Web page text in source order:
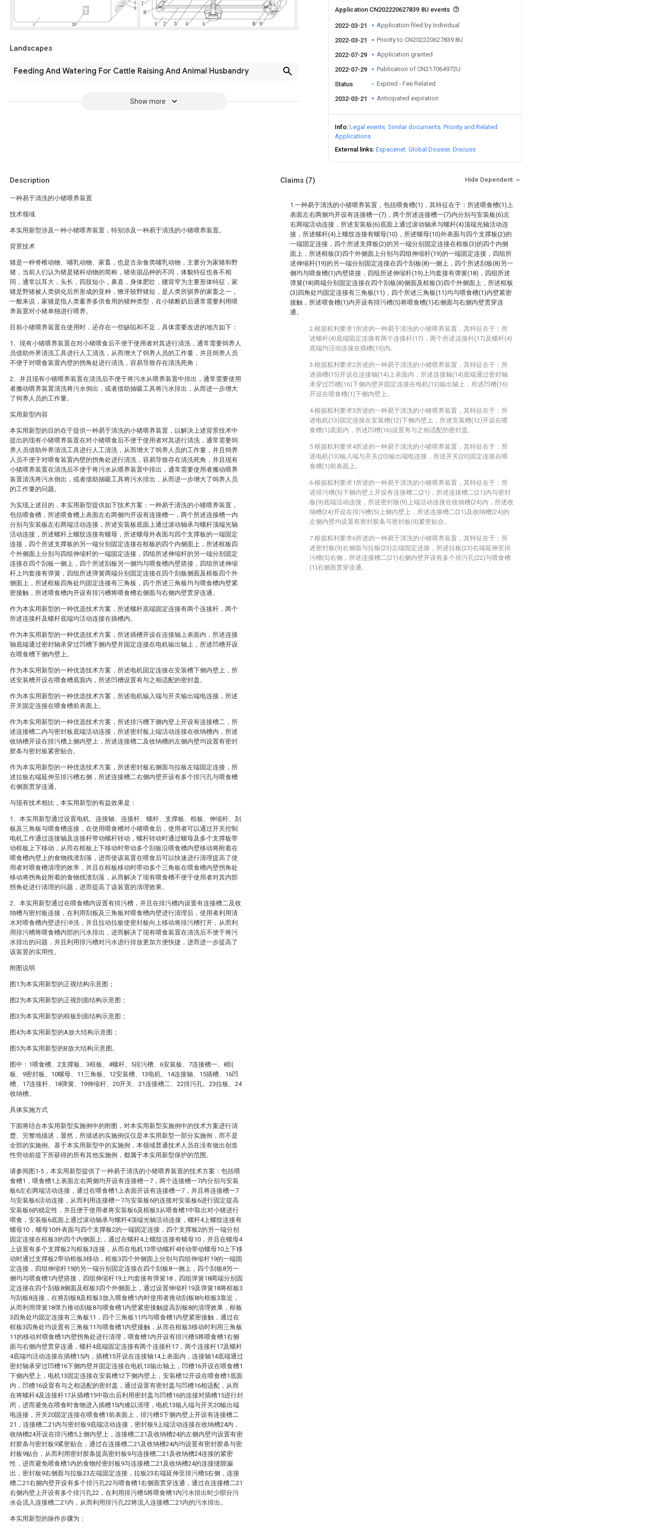
Landscapes
Feeding And Watering For Cattle Raising And Animal Husbandry
Show more
Application CN202220627839.8U events
2022-03-21 Application filed by Individual
2022-03-21 Priority to CN202220627839.8U
2022-07-29 Application granted
2022-07-29 Publication of CN217064972U
Status Expired - Fee Related
2032-03-21 Anticipated expiration
Info Legal events Similar documents Priority and Related
Applications
External links Espacenet Global Dossier Discuss
Description
一种易于清洗的小猪喂养装置
技术领域
本实用新型涉及一种小猪喂养装置，特别涉及一种易于清洗的小猪喂养装置。
背景技术
猪是一种脊椎动物、哺乳动物、家畜，也是古杂食类哺乳动物，主要分为家猪和野
猪，当前人们认为猪是猪科动物的简称，猪依据品种的不同，体貌特征也各不相
同，通常以耳大，头长，四肢短小，鼻直，身体肥壮，腰背窄为主要形体特征，家
猪是野猪被人类驯化后所形成的亚种，獠牙较野猪短，是人类所驯养的家畜之一，
一般来说，家猪是指人类蓄养多供食用的猪种类型，在小猪断奶后通常需要利用喂
养装置对小猪单独进行喂养。
目前小猪喂养装置在使用时，还存在一些缺陷和不足，具体需要改进的地方如下：
1、现有小猪喂养装置在对小猪喂食后不便于使用者对其进行清洗，通常需要饲养人
员借助外界清洗工具进行人工清洗，从而增大了饲养人员的工作量，并且饲养人员
不便于对喂食装置内壁的拐角处进行清洗，容易导致存在清洗死角；
2、并且现有小猪喂养装置在清洗后不便于将污水从喂养装置中排出，通常需要使用
者搬动喂养装置清洗将污水倒出，或者借助抽吸工具将污水排出，从而进一步增大
了饲养人员的工作量。
实用新型内容
本实用新型的目的在于提供一种易于清洗的小猪喂养装置，以解决上述背景技术中
提出的现有小猪喂养装置在对小猪喂食后不便于使用者对其进行清洗，通常需要饲
养人员借助外界清洗工具进行人工清洗，从而增大了饲养人员的工作量，并且饲养
人员不便于对喂食装置内壁的拐角处进行清洗，容易导致存在清洗死角，并且现有
小猪喂养装置在清洗后不便于将污水从喂养装置中排出，通常需要使用者搬动喂养
装置清洗将污水倒出，或者借助抽吸工具将污水排出，从而进一步增大了饲养人员
的工作量的问题。
为实现上述目的，本实用新型提供如下技术方案：一种易于清洗的小猪喂养装置，
包括喂食槽，所述喂食槽上表面左右两侧均开设有连接槽一，两个所述连接槽一内
分别与安装板左右两端活动连接，所述安装板底面上通过滚动轴承与螺杆顶端光轴
活动连接，所述螺杆上螺纹连接有螺母，所述螺母外表面与四个支撑板的一端固定
连接，四个所述支撑板的另一端分别固定连接在框板的四个内侧面上，所述框板四
个外侧面上分别与四组伸缩杆的一端固定连接，四组所述伸缩杆的另一端分别固定
连接在四个刮板一侧上，四个所述刮板另一侧均与喂食槽内壁搭接，四组所述伸缩
杆上均套接有弹簧，四组所述弹簧两端分别固定连接在四个刮板侧面及框板四个外
侧面上，所述框板四角处均固定连接有三角板，四个所述三角板均与喂食槽内壁紧
密接触，所述喂食槽内开设有排污槽将喂食槽右侧面与右侧内壁贯穿连通。
作为本实用新型的一种优选技术方案，所述螺杆底端固定连接有两个连接杆，两个
所述连接杆及螺杆底端均活动连接在插槽内。
作为本实用新型的一种优选技术方案，所述插槽开设在连接轴上表面内，所述连接
轴底端通过密封轴承穿过凹槽下侧内壁并固定连接在电机输出轴上，所述凹槽开设
在喂食槽下侧内壁上。
作为本实用新型的一种优选技术方案，所述电机固定连接在安装槽下侧内壁上，所
述安装槽开设在喂食槽底面内，所述凹槽设置有与之相适配的密封盖。
作为本实用新型的一种优选技术方案，所述电机输入端与开关输出端电连接，所述
开关固定连接在喂食槽前表面上。
作为本实用新型的一种优选技术方案，所述排污槽下侧内壁上开设有连接槽二，所
述连接槽二内与密封板底端活动连接，所述密封板上端活动连接在收纳槽内，所述
收纳槽开设在排污槽上侧内壁上，所述连接槽二及收纳槽的左侧内壁均设置有密封
胶条与密封板紧密贴合。
作为本实用新型的一种优选技术方案，所述密封板右侧面与拉板左端固定连接，所
述拉板右端延伸至排污槽右侧，所述连接槽二右侧内壁开设有多个排污孔与喂食槽
右侧面贯穿连通。
与现有技术相比，本实用新型的有益效果是：
1、本实用新型通过设置电机、连接轴、连接杆、螺杆、支撑板、框板、伸缩杆、刮
板及三角板与喂食槽连接，在使用喂食槽对小猪喂食后，使用者可以通过开关控制
电机工作通过连接轴及连接杆带动螺杆转动，螺杆转动时通过螺母及多个支撑板带
动框板上下移动，从而在框板上下移动时带动多个刮板沿喂食槽内壁移动将附着在
喂食槽内壁上的食物残渣刮落，进而使该装置在喂食后可以快速进行清理提高了使
用者对喂食槽清理的效率，并且在框板移动时带动多个三角板在喂食槽内壁拐角处
移动将拐角处附着的食物残渣刮落，从而解决了现有喂食槽不便于使用者对其内部
拐角处进行清理的问题，进而提高了该装置的清理效果。
2、本实用新型通过在喂食槽内设置有排污槽，并且在排污槽内设置有连接槽二及收
纳槽与密封板连接，在利用刮板及三角板对喂食槽内壁进行清理后，使用者利用清
水对喂食槽内壁进行冲洗，并且拉动拉板使密封板向上移动将排污槽打开，从而利
用排污槽将喂食槽内部的污水排出，进而解决了现有喂食装置在清洗后不便于将污
水排出的问题，并且利用排污槽对污水进行排放更加方便快捷，进而进一步提高了
该装置的实用性。
附图说明
图1为本实用新型的正视结构示意图；
图2为本实用新型的正视剖面结构示意图；
图3为本实用新型的框板剖面结构示意图；
图4为本实用新型的A放大结构示意图；
图5为本实用新型的B放大结构示意图。
图中：1喂食槽、2支撑板、3框板、4螺杆、5排污槽、6安装板、7连接槽一、8刮
板、9密封板、10螺母、11三角板、12安装槽、13电机、14连接轴、15插槽、16凹
槽、17连接杆、18弹簧、19伸缩杆、20开关、21连接槽二、22排污孔、23拉板、24
收纳槽。
具体实施方式
下面将结合本实用新型实施例中的附图，对本实用新型实施例中的技术方案进行清
楚、完整地描述，显然，所描述的实施例仅仅是本实用新型一部分实施例，而不是
全部的实施例。基于本实用新型中的实施例，本领域普通技术人员在没有做出创造
性劳动前提下所获得的所有其他实施例，都属于本实用新型保护的范围。
请参阅图1-5，本实用新型提供了一种易于清洗的小猪喂养装置的技术方案：包括喂
食槽1，喂食槽1上表面左右两侧均开设有连接槽一7，两个连接槽一7内分别与安装
板6左右两端活动连接，通过在喂食槽1上表面开设有连接槽一7，并且将连接槽一7
与安装板6活动连接，从而利用连接槽一7与安装板6的连接对安装板6进行固定提高
安装板6的稳定性，并且便于使用者将安装板6及框板3从喂食槽1中取出对小猪进行
喂食，安装板6底面上通过滚动轴承与螺杆4顶端光轴活动连接，螺杆4上螺纹连接有
螺母10，螺母10外表面与四个支撑板2的一端固定连接，四个支撑板2的另一端分别
固定连接在框板3的四个内侧面上，通过在螺杆4上螺纹连接有螺母10，并且在螺母4
上设置有多个支撑板2与框板3连接，从而在电机13带动螺杆4转动带动螺母10上下移
动时通过支撑板2带动框板3移动，框板3四个外侧面上分别与四组伸缩杆19的一端固
定连接，四组伸缩杆19的另一端分别固定连接在四个刮板8一侧上，四个刮板8另一
侧均与喂食槽1内壁搭接，四组伸缩杆19上均套接有弹簧18，四组弹簧18两端分别固
定连接在四个刮板8侧面及框板3四个外侧面上，通过设置伸缩杆19及弹簧18将框板3
与刮板8连接，在将刮板8及框板3放入喂食槽1内时使用者推动刮板8向框板3靠近，
从而利用弹簧18弹力推动刮板8与喂食槽1内壁紧密接触提高刮板8的清理效果，框板
3四角处均固定连接有三角板11，四个三角板11均与喂食槽1内壁紧密接触，通过在
框板3四角处均设置有三角板11与喂食槽1内壁接触，从而在框板3移动时利用三角板
11的移动对喂食槽1内壁拐角处进行清理，喂食槽1内开设有排污槽5将喂食槽1右侧
面与右侧内壁贯穿连通，螺杆4底端固定连接有两个连接杆17，两个连接杆17及螺杆
4底端均活动连接在插槽15内，插槽15开设在连接轴14上表面内，连接轴14底端通过
密封轴承穿过凹槽16下侧内壁并固定连接在电机13输出轴上，凹槽16开设在喂食槽1
下侧内壁上，电机13固定连接在安装槽12下侧内壁上，安装槽12开设在喂食槽1底面
内，凹槽16设置有与之相适配的密封盖，通过设置有密封盖与凹槽16相适配，从而
在将螺杆4及连接杆17从插槽15中取出后利用密封盖与凹槽16的连接对插槽15进行封
闭，进而避免在喂食时食物进入插槽15内难以清理，电机13输入端与开关20输出端
电连接，开关20固定连接在喂食槽1前表面上，排污槽5下侧内壁上开设有连接槽二
21，连接槽二21内与密封板9底端活动连接，密封板9上端活动连接在收纳槽24内，
收纳槽24开设在排污槽5上侧内壁上，连接槽二21及收纳槽24的左侧内壁均设置有密
封胶条与密封板9紧密贴合，通过在连接槽二21及收纳槽24内均设置有密封胶条与密
封板9贴合，从而利用密封胶条提高密封板9与连接槽二21及收纳槽24连接的紧密
性，进而避免喂食槽1内的食物经密封板9与连接槽二21及收纳槽24的连接缝隙漏
出，密封板9右侧面与拉板23左端固定连接，拉板23右端延伸至排污槽5右侧，连接
槽二21右侧内壁开设有多个排污孔22与喂食槽1右侧面贯穿连通，通过在连接槽二21
右侧内壁上开设有多个排污孔22，在利用排污槽5将喂食槽1内污水排出时少部分污
水会流入连接槽二21内，从而利用排污孔22将流入连接槽二21内的污水排出。
本实用新型的操作步骤为：
Claims (7) Hide Dependent
1.一种易于清洗的小猪喂养装置，包括喂食槽(1)，其特征在于：所述喂食槽(1)上
表面左右两侧均开设有连接槽一(7)，两个所述连接槽一(7)内分别与安装板(6)左
右两端活动连接，所述安装板(6)底面上通过滚动轴承与螺杆(4)顶端光轴活动连
接，所述螺杆(4)上螺纹连接有螺母(10)，所述螺母(10)外表面与四个支撑板(2)的
一端固定连接，四个所述支撑板(2)的另一端分别固定连接在框板(3)的四个内侧
面上，所述框板(3)四个外侧面上分别与四组伸缩杆(19)的一端固定连接，四组所
述伸缩杆(19)的另一端分别固定连接在四个刮板(8)一侧上，四个所述刮板(8)另一
侧均与喂食槽(1)内壁搭接，四组所述伸缩杆(19)上均套接有弹簧(18)，四组所述
弹簧(18)两端分别固定连接在四个刮板(8)侧面及框板(3)四个外侧面上，所述框板
(3)四角处均固定连接有三角板(11)，四个所述三角板(11)均与喂食槽(1)内壁紧密
接触，所述喂食槽(1)内开设有排污槽(5)将喂食槽(1)右侧面与右侧内壁贯穿连
通。
2.根据权利要求1所述的一种易于清洗的小猪喂养装置，其特征在于：所
述螺杆(4)底端固定连接有两个连接杆(17)，两个所述连接杆(17)及螺杆(4)
底端均活动连接在插槽(15)内。
3.根据权利要求2所述的一种易于清洗的小猪喂养装置，其特征在于：所
述插槽(15)开设在连接轴(14)上表面内，所述连接轴(14)底端通过密封轴
承穿过凹槽(16)下侧内壁并固定连接在电机(13)输出轴上，所述凹槽(16)
开设在喂食槽(1)下侧内壁上。
4.根据权利要求3所述的一种易于清洗的小猪喂养装置，其特征在于：所
述电机(13)固定连接在安装槽(12)下侧内壁上，所述安装槽(12)开设在喂
食槽(1)底面内，所述凹槽(16)设置有与之相适配的密封盖。
5.根据权利要求4所述的一种易于清洗的小猪喂养装置，其特征在于：所
述电机(13)输入端与开关(20)输出端电连接，所述开关(20)固定连接在喂
食槽(1)前表面上。
6.根据权利要求1所述的一种易于清洗的小猪喂养装置，其特征在于：所
述排污槽(5)下侧内壁上开设有连接槽二(21)，所述连接槽二(21)内与密封
板(9)底端活动连接，所述密封板(9)上端活动连接在收纳槽(24)内，所述收
纳槽(24)开设在排污槽(5)上侧内壁上，所述连接槽二(21)及收纳槽(24)的
左侧内壁均设置有密封胶条与密封板(9)紧密贴合。
7.根据权利要求6所述的一种易于清洗的小猪喂养装置，其特征在于：所
述密封板(9)右侧面与拉板(23)左端固定连接，所述拉板(23)右端延伸至排
污槽(5)右侧，所述连接槽二(21)右侧内壁开设有多个排污孔(22)与喂食槽
(1)右侧面贯穿连通。